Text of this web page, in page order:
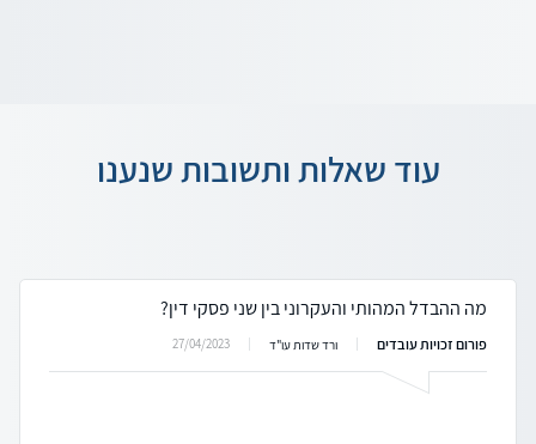
עוד שאלות ותשובות שנענו
מה ההבדל המהותי והעקרוני בין שני פסקי דין?
פורום זכויות עובדים ורד שדות עו"ד 27/04/2023